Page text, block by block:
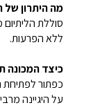
מה היתרון של
ללא הפרעות.
כיצד המכונה
כפתור לפתיחת
על היגיינה